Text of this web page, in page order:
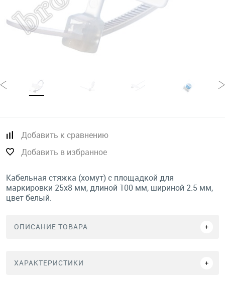
Добавить к сравнению
Добавить в избранное
Кабельная стяжка (хомут) с площадкой для
маркировки 25х8 мм, длиной 100 мм, шириной 2.5 мм,
цвет белый.
ОПИСАНИЕ ТОВАРА
ХАРАКТЕРИСТИКИ